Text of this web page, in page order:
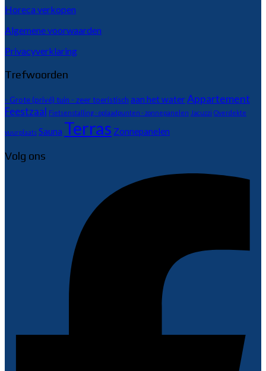
Horeca verkopen
Algemene voorwaarden
Privacyverklaring
Trefwoorden
- Grote (privé) tuin - zeer toeristisch aan het waterAppartement
Feestzaal Fietsenstalling - oplaadpunten - zonnepanelen Jacuzzi Overdekte
vuurplaats Sauna Terras Zonnepanelen
Volg ons